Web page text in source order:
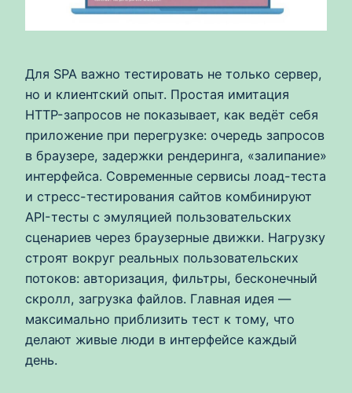
Для SPA важно тестировать не только сервер,
но и клиентский опыт. Простая имитация
HTTP-запросов не показывает, как ведёт себя
приложение при перегрузке: очередь запросов
в браузере, задержки рендеринга, «залипание»
интерфейса. Современные сервисы лоад-теста
и стресс-тестирования сайтов комбинируют
API-тесты с эмуляцией пользовательских
сценариев через браузерные движки. Нагрузку
строят вокруг реальных пользовательских
потоков: авторизация, фильтры, бесконечный
скролл, загрузка файлов. Главная идея —
максимально приблизить тест к тому, что
делают живые люди в интерфейсе каждый
день.